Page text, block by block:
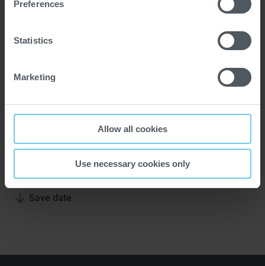
Preferences
Statistics
Marketing
Allow all cookies
Use necessary cookies only
Save date